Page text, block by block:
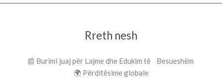
Rreth nesh
📰 Burimi juaj për Lajme dhe Edukim të Besueshëm
🌍 Përditësime globale